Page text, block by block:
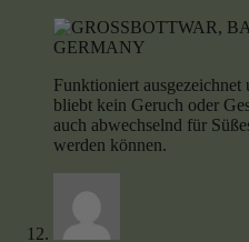
Funktioniert
bliebt kein Geruch oder
auch abwechselnd für
werden können.